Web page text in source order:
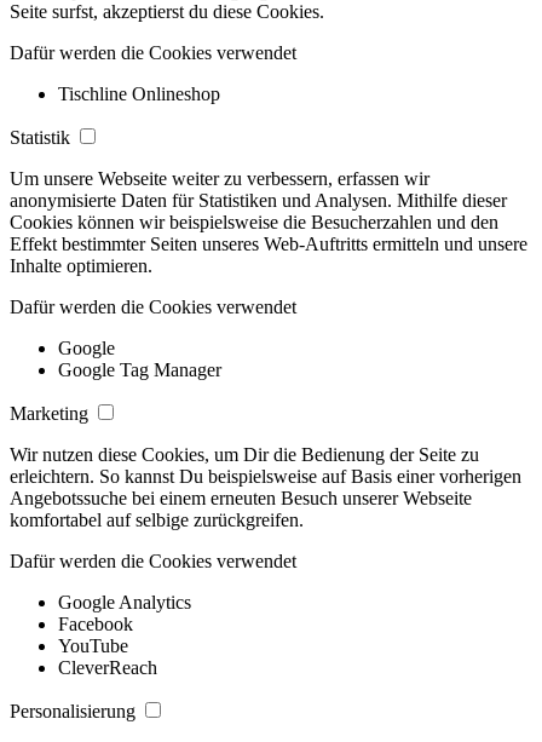
Seite surfst, akzeptierst du diese Cookies.
Dafür werden die Cookies verwendet
Tischline Onlineshop
Statistik
Um unsere Webseite weiter zu verbessern, erfassen wir
anonymisierte Daten für Statistiken und Analysen. Mithilfe dieser
Cookies können wir beispielsweise die Besucherzahlen und den
Effekt bestimmter Seiten unseres Web-Auftritts ermitteln und unsere
Inhalte optimieren.
Dafür werden die Cookies verwendet
Google
Google Tag Manager
Marketing
Wir nutzen diese Cookies, um Dir die Bedienung der Seite zu
erleichtern. So kannst Du beispielsweise auf Basis einer vorherigen
Angebotssuche bei einem erneuten Besuch unserer Webseite
komfortabel auf selbige zurückgreifen.
Dafür werden die Cookies verwendet
Google Analytics
Facebook
YouTube
CleverReach
Personalisierung